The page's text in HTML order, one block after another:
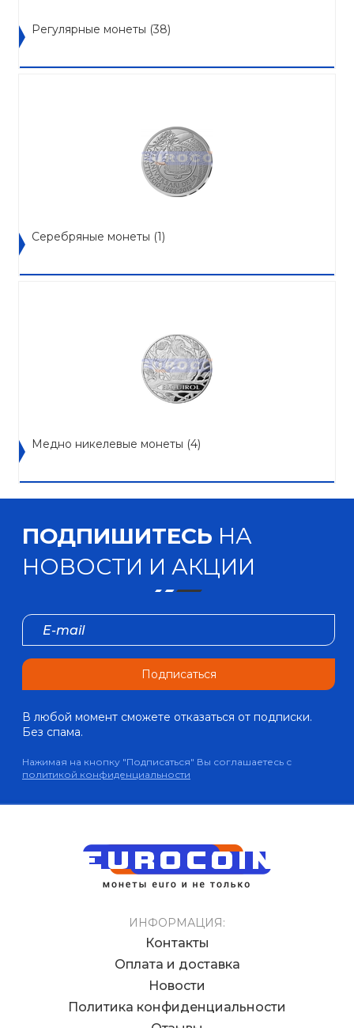
Регулярные монеты (38)
Серебряные монеты (1)
Медно никелевые монеты (4)
ПОДПИШИТЕСЬ НА
НОВОСТИ И АКЦИИ
Подписаться
В любой момент сможете отказаться от подписки.
Без спама.
Нажимая на кнопку "Подписаться" Вы соглашаетесь с
политикой конфиденциальности
ИНФОРМАЦИЯ:
Контакты
Оплата и доставка
Новости
Политика конфиденциальности